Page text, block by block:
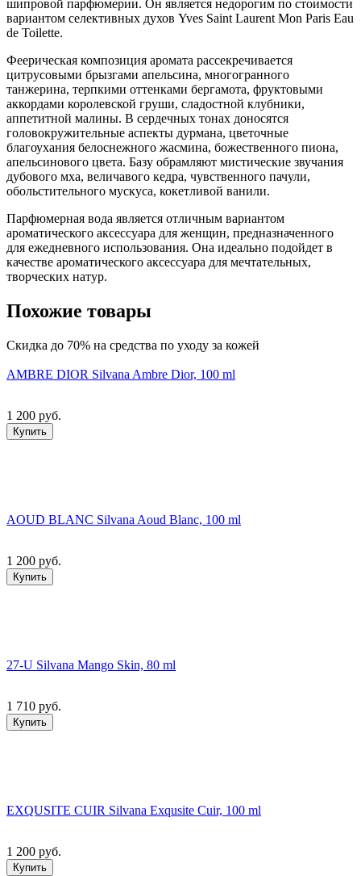
шипровой парфюмерии. Он является недорогим по стоимости
вариантом селективных духов Yves Saint Laurent Mon Paris Eau
de Toilette.
Феерическая композиция аромата рассекречивается
цитрусовыми брызгами апельсина, многогранного
танжерина, терпкими оттенками бергамота, фруктовыми
аккордами королевской груши, сладостной клубники,
аппетитной малины. В сердечных тонах доносятся
головокружительные аспекты дурмана, цветочные
благоухания белоснежного жасмина, божественного пиона,
апельсинового цвета. Базу обрамляют мистические звучания
дубового мха, величавого кедра, чувственного пачули,
обольстительного мускуса, кокетливой ванили.
Парфюмерная вода является отличным вариантом
ароматического аксессуара для женщин, предназначенного
для ежедневного использования. Она идеально подойдет в
качестве ароматического аксессуара для мечтательных,
творческих натур.
Похожие товары
Скидка до 70% на средства по уходу за кожей
AMBRE DIOR Silvana Ambre Dior, 100 ml
1 200 руб.
Купить
AOUD BLANC Silvana Aoud Blanc, 100 ml
1 200 руб.
Купить
27-U Silvana Mango Skin, 80 ml
1 710 руб.
Купить
EXQUSITE CUIR Silvana Exqusite Cuir, 100 ml
1 200 руб.
Купить